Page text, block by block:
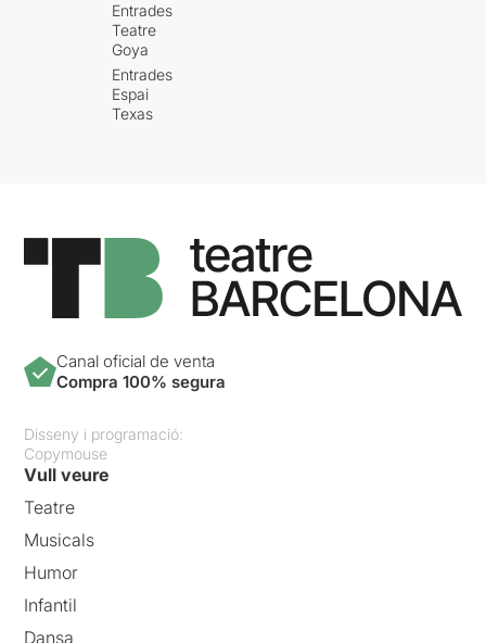
Entrades
Teatre
Goya
Entrades
Espai
Texas
Canal oficial de venta
Compra 100% segura
Disseny i programació:
Copymouse
Vull veure
Teatre
Musicals
Humor
Infantil
Dansa